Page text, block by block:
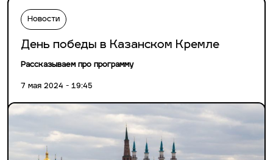
Новости
День победы в Казанском Кремле
Рассказываем про программу
7 мая 2024 - 19:45